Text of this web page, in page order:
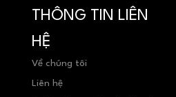
THÔNG TIN LIÊN
HỆ
Về chúng tôi
Liên hệ